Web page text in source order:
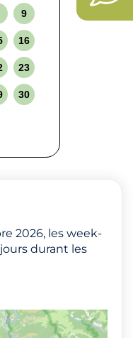
9
16
23
30
2026, les week-
durant les